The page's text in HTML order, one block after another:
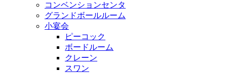
コンベンションセンタ
グランドボールルーム
小宴会
ピーコック
ボードルーム
クレーン
スワン